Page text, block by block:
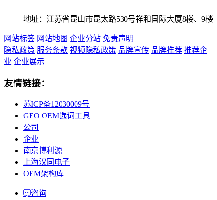
地址：江苏省昆山市昆太路530号祥和国际大厦8楼、9楼
网站标签 网站地图 企业分站 免责声明
隐私政策 服务条款 视频隐私政策 品牌宣传 品牌推荐 推荐企
业 企业展示
友情链接：
苏ICP备12030009号
GEO OEM选词工具
公司
企业
南京博利源
上海汉同电子
OEM架构库
咨询